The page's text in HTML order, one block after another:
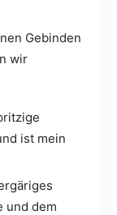
Gebinden
wir
ist mein
und dem